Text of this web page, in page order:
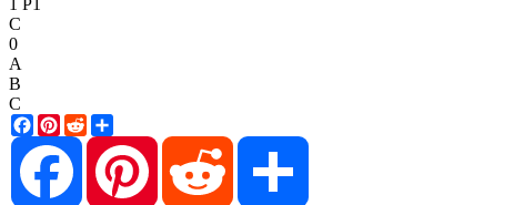
C
0
A
B
C
Facebook
Pinterest
Reddit
Facebook
Pinterest Reddit